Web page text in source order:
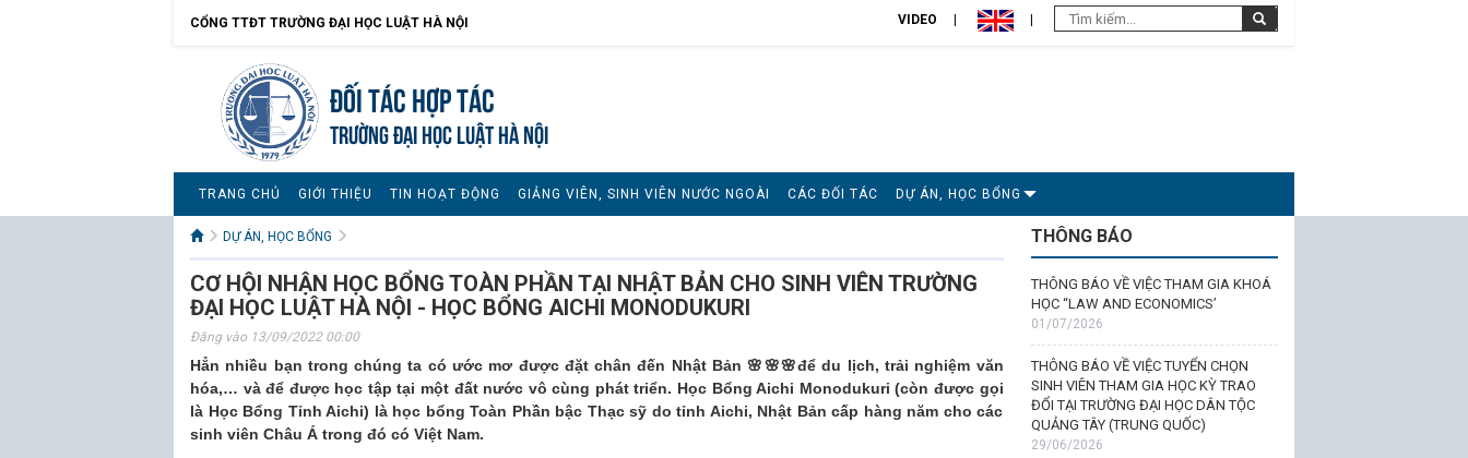
CỔNG TTĐT TRƯỜNG ĐẠI HỌC LUẬT HÀ NỘI VIDEO
Đối tác hợp tác
TRƯỜNG ĐẠI HỌC LUẬT HÀ NỘI
TRANG CHỦ GIỚI THIỆU TIN HOẠT ĐỘNG GIẢNG VIÊN, SINH VIÊN NƯỚC NGOÀI CÁC ĐỐI TÁC DỰ ÁN, HỌC BỔNG
DỰ ÁN, HỌC BỔNG
CƠ HỘI NHẬN HỌC BỔNG TOÀN PHẦN TẠI NHẬT BẢN CHO SINH VIÊN TRƯỜNG
ĐẠI HỌC LUẬT HÀ NỘI - HỌC BỔNG AICHI MONODUKURI
Đăng vào 13/09/2022 00:00
Hẳn nhiều bạn trong chúng ta có ước mơ được đặt chân đến Nhật Bản 🌸🌸🌸để du lịch, trải nghiệm văn
hóa,… và để được học tập tại một đất nước vô cùng phát triển. Học Bổng Aichi Monodukuri (còn được gọi
là Học Bổng Tỉnh Aichi) là học bổng Toàn Phần bậc Thạc sỹ do tỉnh Aichi, Nhật Bản cấp hàng năm cho các
sinh viên Châu Á trong đó có Việt Nam.
THÔNG BÁO
THÔNG BÁO VỀ VIỆC THAM GIA KHOÁ
HỌC “LAW AND ECONOMICS’
01/07/2026
THÔNG BÁO VỀ VIỆC TUYỂN CHỌN
SINH VIÊN THAM GIA HỌC KỲ TRAO
ĐỔI TẠI TRƯỜNG ĐẠI HỌC DÂN TỘC
QUẢNG TÂY (TRUNG QUỐC)
29/06/2026